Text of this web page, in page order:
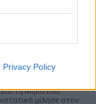
Privacy Policy
στο
να κάνουν
του
τη Μήλο που
μίλησε στον